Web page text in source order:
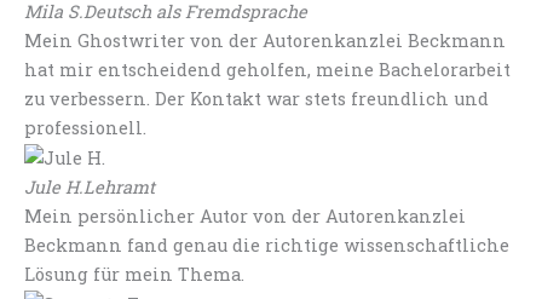
Mila S.Deutsch als Fremdsprache
Mein Ghostwriter von der Autorenkanzlei Beckmann
hat mir entscheidend geholfen, meine Bachelorarbeit
zu verbessern. Der Kontakt war stets freundlich und
professionell.
Jule H.Lehramt
Mein persönlicher Autor von der Autorenkanzlei
Beckmann fand genau die richtige wissenschaftliche
Lösung für mein Thema.